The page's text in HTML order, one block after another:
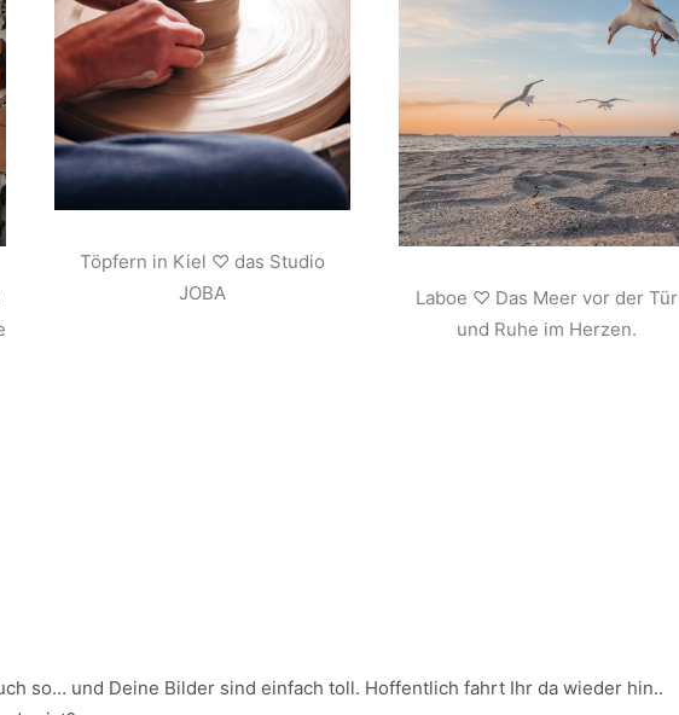
Töpfern in Kiel ♡ das Studio
JOBA
Laboe ♡ Das Meer vor der Tür
und Ruhe im Herzen.
so… und Deine Bilder sind einfach toll. Hoffentlich fahrt Ihr da wieder hin..